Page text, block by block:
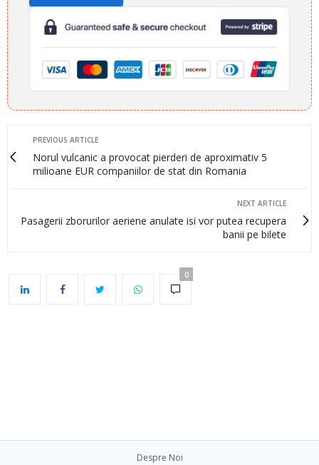
PREVIOUS ARTICLE
Norul vulcanic a provocat pierderi de aproximativ 5
milioane EUR companiilor de stat din Romania
NEXT ARTICLE
Pasagerii zborurilor aeriene anulate isi vor putea recupera
banii pe bilete
0
Despre Noi